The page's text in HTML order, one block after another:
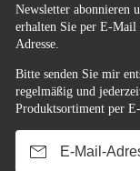
Newsletter abonnieren
erhalten Sie per E-
Adresse.
Bitte senden Sie mir
regelmäßig und
Produktsortiment per